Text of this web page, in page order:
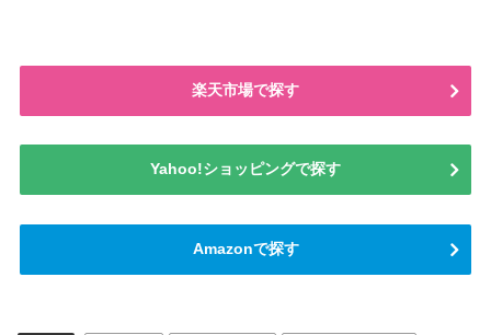
楽天市場で探す
Yahoo!ショッピングで探す
Amazonで探す